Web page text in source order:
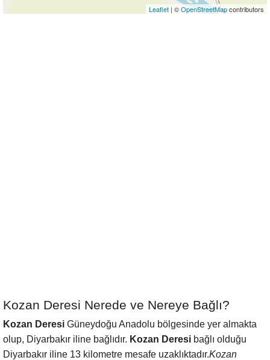
Leaflet | ©OpenStreetMapcontributors
Kozan Deresi Nerede ve Nereye Bağlı?
Kozan Deresi Güneydoğu Anadolu bölgesinde yer almakta
olup, Diyarbakır iline bağlıdır. Kozan Deresi bağlı olduğu
Diyarbakır iline 13 kilometre mesafe uzaklıktadır.Kozan